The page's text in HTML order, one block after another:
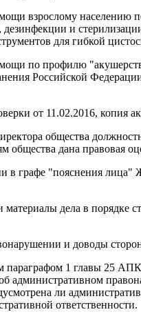
взрослому
и
для гибкой
по профилю
Российской
от 11.02.2016, копия
общества
общества дана правовая
в графе "пояснения
дела в
и доводы
1 главы 25
административном
ли
ответственности.